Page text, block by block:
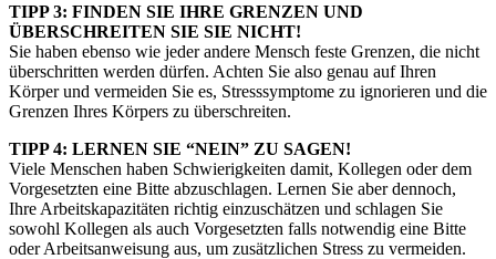
TIPP 3: FINDEN SIE IHRE GRENZEN UND
ÜBERSCHREITEN SIE SIE NICHT!
Sie haben ebenso wie jeder andere Mensch feste Grenzen, die nicht
überschritten werden dürfen. Achten Sie also genau auf Ihren
Körper und vermeiden Sie es, Stresssymptome zu ignorieren und die
Grenzen Ihres Körpers zu überschreiten.
TIPP 4: LERNEN SIE “NEIN” ZU SAGEN!
Viele Menschen haben Schwierigkeiten damit, Kollegen oder dem
Vorgesetzten eine Bitte abzuschlagen. Lernen Sie aber dennoch,
Ihre Arbeitskapazitäten richtig einzuschätzen und schlagen Sie
sowohl Kollegen als auch Vorgesetzten falls notwendig eine Bitte
oder Arbeitsanweisung aus, um zusätzlichen Stress zu vermeiden.